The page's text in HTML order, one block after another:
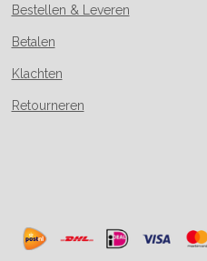
Bestellen & Leveren
Betalen
Klachten
Retourneren